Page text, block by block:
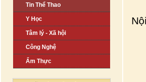
Tin Thể Thao
Y Học
Tâm lý - Xã hội
Công Nghệ
Ẩm Thực